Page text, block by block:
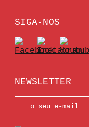
SIGA-NOS
NEWSLETTER